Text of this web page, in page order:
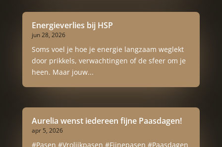
Energieverlies bij HSP
jun 28, 2026
Soms voel je hoe je energie langzaam weglekt
door prikkels, verwachtingen of de sfeer om je
heen. Maar jouw...
Aurelia wenst iedereen fijne Paasdagen!
apr 5, 2026
#Pasen #Vrolijkpasen #Fijnepasen #Paasdagen